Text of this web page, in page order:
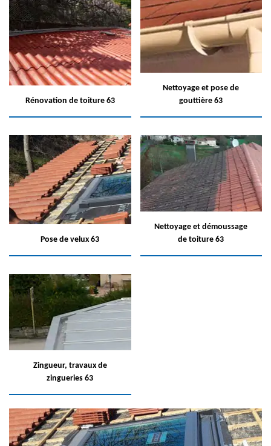
Rénovation de toiture 63
Nettoyage et pose de
gouttière 63
Pose de velux 63
Nettoyage et démoussage
de toiture 63
Zingueur, travaux de
zingueries 63